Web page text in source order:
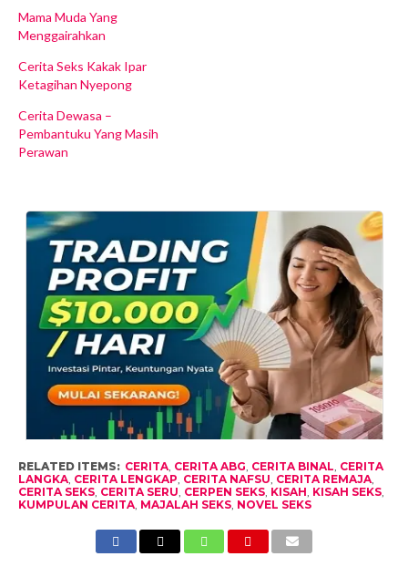
Mama Muda Yang
Menggairahkan
Cerita Seks Kakak Ipar
Ketagihan Nyepong
Cerita Dewasa –
Pembantuku Yang Masih
Perawan
RELATED ITEMS: CERITA, CERITA ABG, CERITA BINAL, CERITA
LANGKA, CERITA LENGKAP, CERITA NAFSU, CERITA REMAJA,
CERITA SEKS, CERITA SERU, CERPEN SEKS, KISAH, KISAH SEKS,
KUMPULAN CERITA, MAJALAH SEKS, NOVEL SEKS